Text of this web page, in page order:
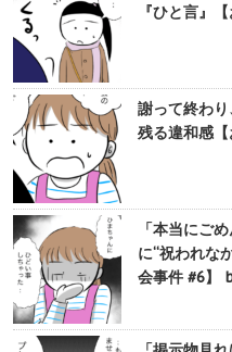
『ひと言』
謝って終わ
残る違和感
「本当にご
に“祝われな
会事件 #6】